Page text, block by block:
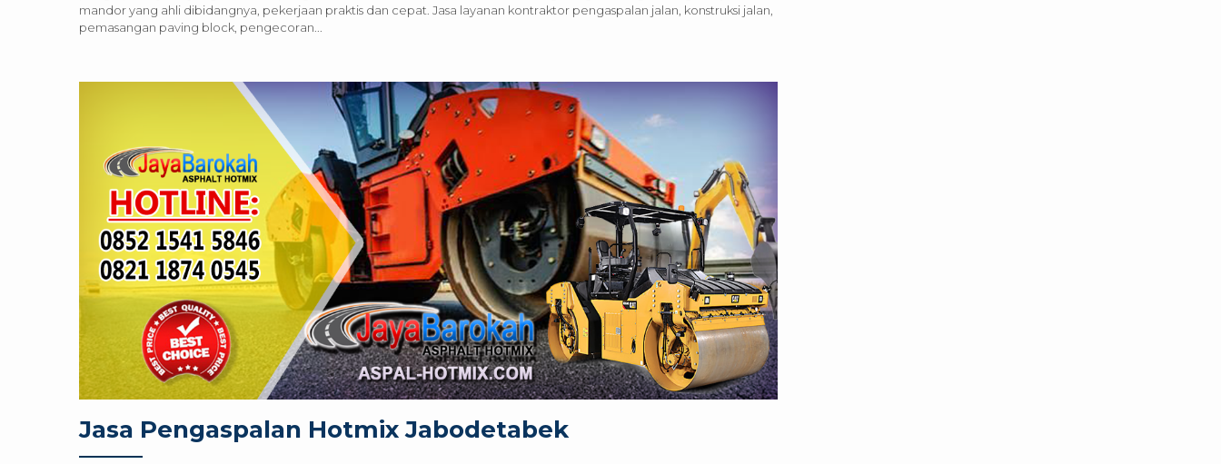
mandor yang ahli dibidangnya, pekerjaan praktis dan cepat. Jasa layanan kontraktor pengaspalan jalan, konstruksi jalan,
pemasangan paving block, pengecoran...
Jasa Pengaspalan Hotmix Jabodetabek